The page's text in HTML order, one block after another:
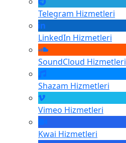
Telegram Hizmetleri
LinkedIn Hizmetleri
SoundCloud Hizmetleri
Shazam Hizmetleri
Vimeo Hizmetleri
Kwai Hizmetleri